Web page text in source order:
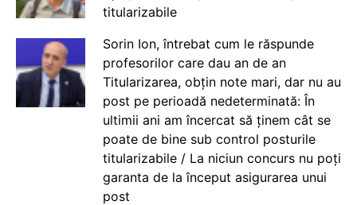
titularizabile
Sorin Ion, întrebat cum le răspunde
profesorilor care dau an de an
Titularizarea, obțin note mari, dar nu au
post pe perioadă nedeterminată: În
ultimii ani am încercat să ținem cât se
poate de bine sub control posturile
titularizabile / La niciun concurs nu poți
garanta de la început asigurarea unui
post